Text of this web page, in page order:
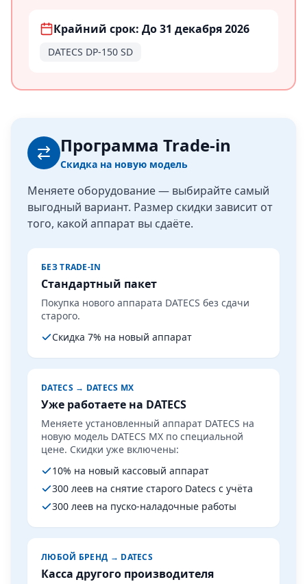
Крайний срок: До 31 декабря 2026
DATECS DP-150 SD
Программа Trade-in
Скидка на новую модель
Меняете оборудование — выбирайте самый
выгодный вариант. Размер скидки зависит от
того, какой аппарат вы сдаёте.
БЕЗ TRADE-IN
Стандартный пакет
Покупка нового аппарата DATECS без сдачи
старого.
Скидка 7% на новый аппарат
DATECS → DATECS MX
Уже работаете на DATECS
Меняете установленный аппарат DATECS на
новую модель DATECS MX по специальной
цене. Скидки уже включены:
10% на новый кассовый аппарат
300 леев на снятие старого Datecs с учёта
300 леев на пуско-наладочные работы
ЛЮБОЙ БРЕНД → DATECS
Касса другого производителя